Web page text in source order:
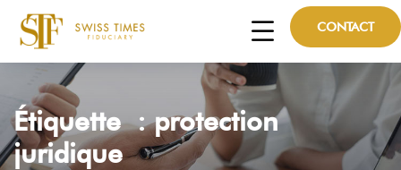
CONTACT
Étiquette :protection
juridique